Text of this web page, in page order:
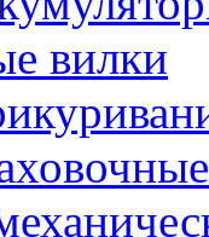
вилки